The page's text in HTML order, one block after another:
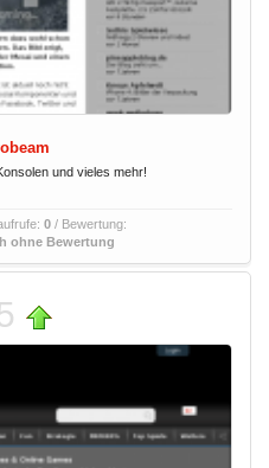
und vieles mehr!
0 / Bewertung:
ohne Bewertung